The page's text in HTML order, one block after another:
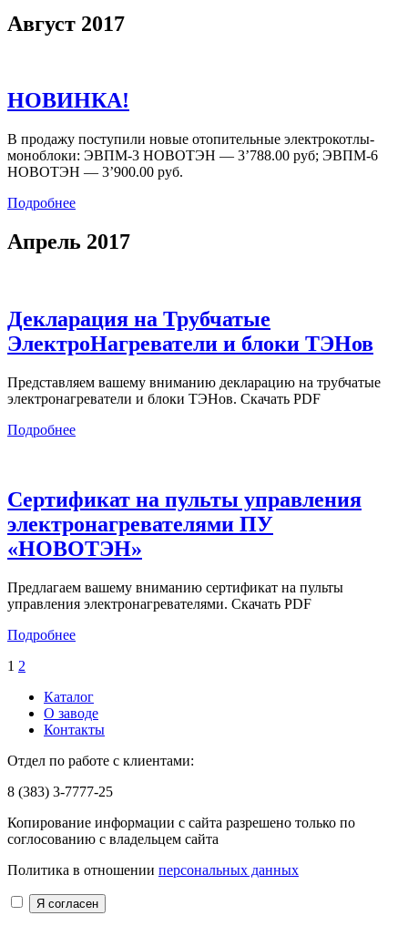
Август 2017
НОВИНКА!
В продажу поступили новые отопительные электрокотлы-
моноблоки: ЭВПМ-3 НОВОТЭН — 3’788.00 руб; ЭВПМ-6
НОВОТЭН — 3’900.00 руб.
Подробнее
Апрель 2017
Декларация на Трубчатые
ЭлектроНагреватели и блоки ТЭНов
Представляем вашему вниманию декларацию на трубчатые
электронагреватели и блоки ТЭНов. Скачать PDF
Подробнее
Сертификат на пульты управления
электронагревателями ПУ
«НОВОТЭН»
Предлагаем вашему вниманию сертификат на пульты
управления электронагревателями. Скачать PDF
Подробнее
1 2
Каталог
О заводе
Контакты
Отдел по работе с клиентами:
8 (383) 3-7777-25
Копирование информации с сайта разрешено только по
соглосованию с владельцем сайта
Политика в отношении персональных данных